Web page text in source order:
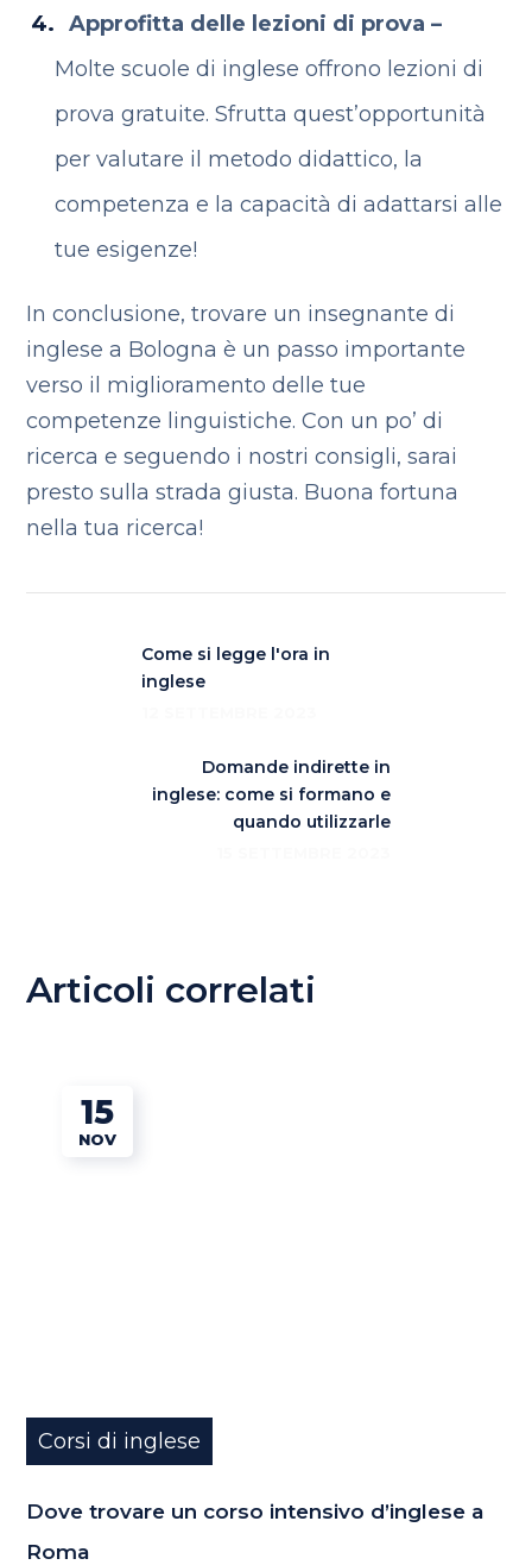
Approfitta delle lezioni di prova –
Molte scuole di inglese offrono lezioni di
prova gratuite. Sfrutta quest’opportunità
per valutare il metodo didattico, la
competenza e la capacità di adattarsi alle
tue esigenze!
In conclusione, trovare un insegnante di
inglese a Bologna è un passo importante
verso il miglioramento delle tue
competenze linguistiche. Con un po’ di
ricerca e seguendo i nostri consigli, sarai
presto sulla strada giusta. Buona fortuna
nella tua ricerca!
Come si legge l'ora in
inglese
Domande indirette in
inglese: come si formano e
quando utilizzarle
Articoli correlati
15
NOV
Corsi di inglese
Dove trovare un corso intensivo d’inglese a
Roma